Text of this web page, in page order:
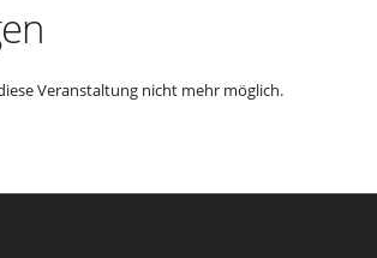
Veranstaltung nicht mehr möglich.